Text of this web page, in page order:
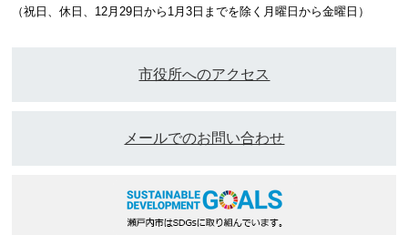
（祝日、休日、12月29日から1月3日までを除く月曜日から金曜日）
市役所へのアクセス
メールでのお問い合わせ